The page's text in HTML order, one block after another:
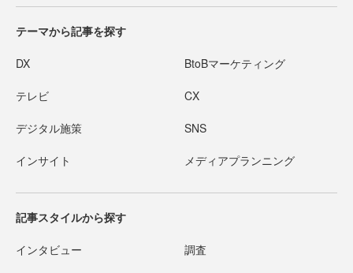
テーマから記事を探す
DX BtoBマーケティング
テレビ CX
デジタル施策 SNS
インサイト メディアプランニング
記事スタイルから探す
インタビュー 調査